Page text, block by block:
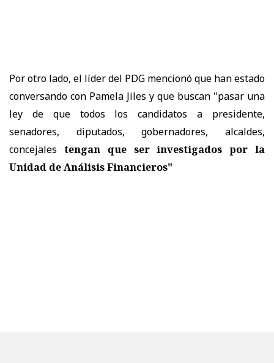
Por otro lado, el líder del PDG mencionó que han estado
conversando con Pamela Jiles y que buscan "pasar una
ley de que todos los candidatos a presidente,
senadores, diputados, gobernadores, alcaldes,
concejales tengan que ser investigados por la
Unidad de Análisis Financieros"